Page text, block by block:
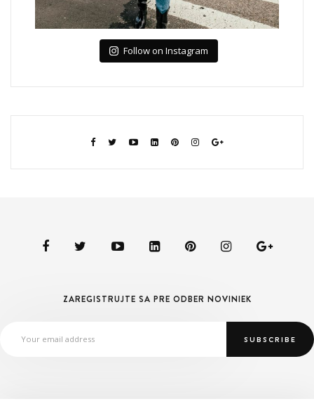
Follow on Instagram
ZAREGISTRUJTE SA PRE ODBER NOVINIEK